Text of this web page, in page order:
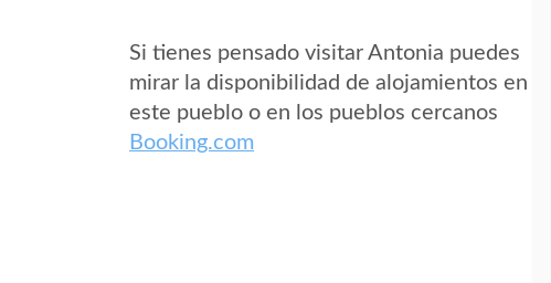
Si tienes pensado visitar Antonia puedes
mirar la disponibilidad de alojamientos en
este pueblo o en los pueblos cercanos
Booking.com